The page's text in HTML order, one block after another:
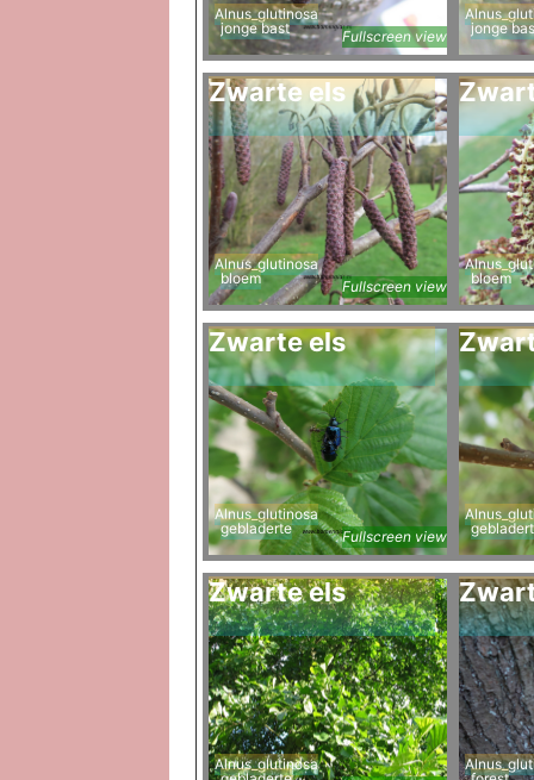
Alnus_glutinosa
jonge bast
Fullscreen view
jonge
Zwarte els
Alnus_glutinosa
bloem
Fullscreen view
bloem
Zwarte els
Alnus_glutinosa
gebladerte
Fullscreen view
Zwarte els
Alnus_glutinosa